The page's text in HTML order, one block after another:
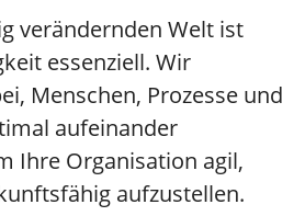
verändernden Welt ist
essenziell. Wir
Menschen, Prozesse und
aufeinander
Ihre Organisation agil,
aufzustellen.